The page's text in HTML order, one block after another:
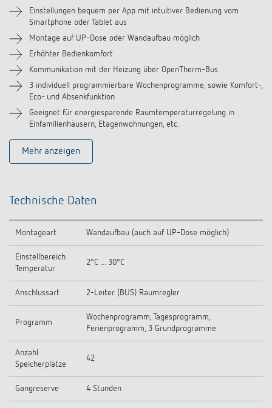
Einstellungen bequem per App mit intuitiver Bedienung vom
Smartphone oder Tablet aus
Montage auf UP-Dose oder Wandaufbau möglich
Erhöhter Bedienkomfort
Kommunikation mit der Heizung über OpenTherm-Bus
3 individuell programmierbare Wochenprogramme, sowie Komfort-,
Eco- und Absenkfunktion
Geeignet für energiesparende Raumtemperaturregelung in
Einfamilienhäusern, Etagenwohnungen, etc.
Mehr anzeigen
Technische Daten
Montageart Wandaufbau (auch auf UP-Dose möglich)
Einstellbereich
Temperatur
2°C ... 30°C
Anschlussart 2-Leiter (BUS) Raumregler
Programm
Wochenprogramm, Tagesprogramm,
Ferienprogramm, 3 Grundprogramme
Anzahl
Speicherplätze
42
Gangreserve 4 Stunden